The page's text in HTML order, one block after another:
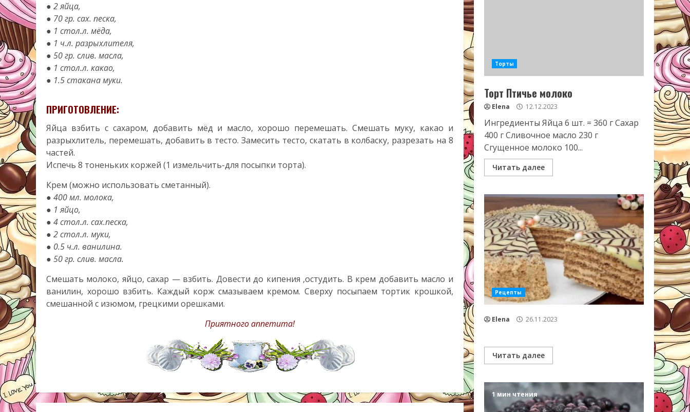
● 2 яйца,
● 70 гр. сах. песка,
● 1 стол.л. мёда,
● 1 ч.л. разрыхлителя,
● 50 гр. слив. масла,
● 1 стол.л. какао,
● 1.5 стакана муки.
ПРИГОТОВЛЕНИЕ:
Яйца взбить с сахаром, добавить мёд и масло, хорошо перемешать. Смешать муку, какао и
разрыхлитель, перемешать, добавить в тесто. Замесить тесто, скатать в колбаску, разрезать на 8
частей.
Испечь 8 тоненьких коржей (1 измельчить-для посыпки торта).
Крем (можно использовать сметанный).
● 400 мл. молока,
● 1 яйцо,
● 4 стол.л. сах.песка,
● 2 стол.л. муки,
● 0.5 ч.л. ванилина.
● 50 гр. слив. масла.
Смешать молоко, яйцо, сахар — взбить. Довести до кипения ,остудить. В крем добавить масло и
ванилин, хорошо взбить. Каждый корж смазываем кремом. Сверху посыпаем тортик крошкой,
смешанной с изюмом, грецкими орешками.
Приятного аппетита!
Торты
Торт Птичье молоко
Elena 12.12.2023
Ингредиенты Яйца 6 шт. = 360 г Сахар
400 г Сливочное масло 230 г
Сгущенное молоко 100...
Читать далее
Рецепты
Elena 26.11.2023
Читать далее
1 мин чтения